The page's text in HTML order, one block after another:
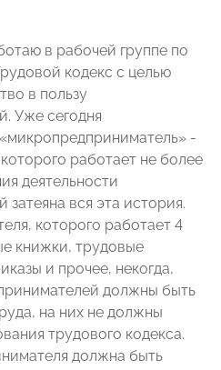
в рабочей группе по
кодекс с целью
в пользу
Уже сегодня
-
работает не более
деятельности
вся эта история.
которого работает 4
книжки, трудовые
и прочее, некогда,
должны быть
на них не должны
трудового кодекса.
должна быть